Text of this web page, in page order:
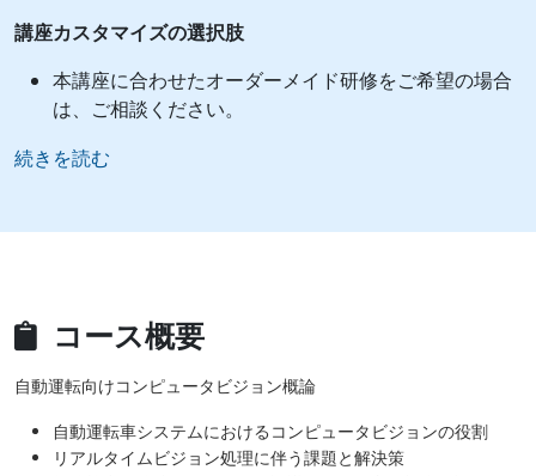
講座カスタマイズの選択肢
本講座に合わせたオーダーメイド研修をご希望の場合
は、ご相談ください。
続きを読む
コース概要
自動運転向けコンピュータビジョン概論
自動運転車システムにおけるコンピュータビジョンの役割
リアルタイムビジョン処理に伴う課題と解決策